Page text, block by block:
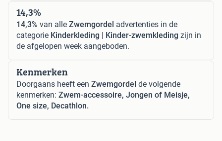
14,3%
14,3% van alle Zwemgordel advertenties in de
categorie Kinderkleding | Kinder-zwemkleding zijn in
de afgelopen week aangeboden.
Kenmerken
Doorgaans heeft een Zwemgordel de volgende
kenmerken: Zwem-accessoire, Jongen of Meisje,
One size, Decathlon.